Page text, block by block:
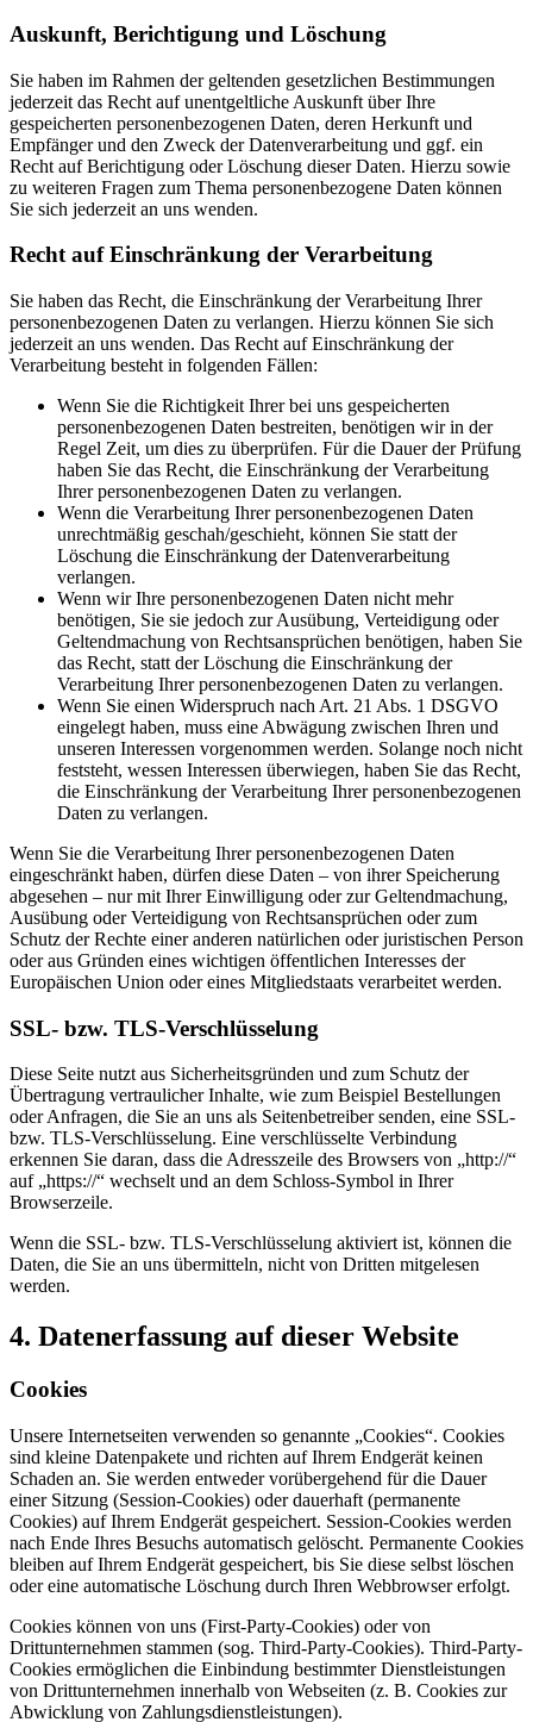
Auskunft, Berichtigung und Löschung
Sie haben im Rahmen der geltenden gesetzlichen Bestimmungen
jederzeit das Recht auf unentgeltliche Auskunft über Ihre
gespeicherten personenbezogenen Daten, deren Herkunft und
Empfänger und den Zweck der Datenverarbeitung und ggf. ein
Recht auf Berichtigung oder Löschung dieser Daten. Hierzu sowie
zu weiteren Fragen zum Thema personenbezogene Daten können
Sie sich jederzeit an uns wenden.
Recht auf Einschränkung der Verarbeitung
Sie haben das Recht, die Einschränkung der Verarbeitung Ihrer
personenbezogenen Daten zu verlangen. Hierzu können Sie sich
jederzeit an uns wenden. Das Recht auf Einschränkung der
Verarbeitung besteht in folgenden Fällen:
Wenn Sie die Richtigkeit Ihrer bei uns gespeicherten
personenbezogenen Daten bestreiten, benötigen wir in der
Regel Zeit, um dies zu überprüfen. Für die Dauer der Prüfung
haben Sie das Recht, die Einschränkung der Verarbeitung
Ihrer personenbezogenen Daten zu verlangen.
Wenn die Verarbeitung Ihrer personenbezogenen Daten
unrechtmäßig geschah/geschieht, können Sie statt der
Löschung die Einschränkung der Datenverarbeitung
verlangen.
Wenn wir Ihre personenbezogenen Daten nicht mehr
benötigen, Sie sie jedoch zur Ausübung, Verteidigung oder
Geltendmachung von Rechtsansprüchen benötigen, haben Sie
das Recht, statt der Löschung die Einschränkung der
Verarbeitung Ihrer personenbezogenen Daten zu verlangen.
Wenn Sie einen Widerspruch nach Art. 21 Abs. 1 DSGVO
eingelegt haben, muss eine Abwägung zwischen Ihren und
unseren Interessen vorgenommen werden. Solange noch nicht
feststeht, wessen Interessen überwiegen, haben Sie das Recht,
die Einschränkung der Verarbeitung Ihrer personenbezogenen
Daten zu verlangen.
Wenn Sie die Verarbeitung Ihrer personenbezogenen Daten
eingeschränkt haben, dürfen diese Daten – von ihrer Speicherung
abgesehen – nur mit Ihrer Einwilligung oder zur Geltendmachung,
Ausübung oder Verteidigung von Rechtsansprüchen oder zum
Schutz der Rechte einer anderen natürlichen oder juristischen Person
oder aus Gründen eines wichtigen öffentlichen Interesses der
Europäischen Union oder eines Mitgliedstaats verarbeitet werden.
SSL- bzw. TLS-Verschlüsselung
Diese Seite nutzt aus Sicherheitsgründen und zum Schutz der
Übertragung vertraulicher Inhalte, wie zum Beispiel Bestellungen
oder Anfragen, die Sie an uns als Seitenbetreiber senden, eine SSL-
bzw. TLS-Verschlüsselung. Eine verschlüsselte Verbindung
erkennen Sie daran, dass die Adresszeile des Browsers von „http://“
auf „https://“ wechselt und an dem Schloss-Symbol in Ihrer
Browserzeile.
Wenn die SSL- bzw. TLS-Verschlüsselung aktiviert ist, können die
Daten, die Sie an uns übermitteln, nicht von Dritten mitgelesen
werden.
4. Datenerfassung auf dieser Website
Cookies
Unsere Internetseiten verwenden so genannte „Cookies“. Cookies
sind kleine Datenpakete und richten auf Ihrem Endgerät keinen
Schaden an. Sie werden entweder vorübergehend für die Dauer
einer Sitzung (Session-Cookies) oder dauerhaft (permanente
Cookies) auf Ihrem Endgerät gespeichert. Session-Cookies werden
nach Ende Ihres Besuchs automatisch gelöscht. Permanente Cookies
bleiben auf Ihrem Endgerät gespeichert, bis Sie diese selbst löschen
oder eine automatische Löschung durch Ihren Webbrowser erfolgt.
Cookies können von uns (First-Party-Cookies) oder von
Drittunternehmen stammen (sog. Third-Party-Cookies). Third-Party-
Cookies ermöglichen die Einbindung bestimmter Dienstleistungen
von Drittunternehmen innerhalb von Webseiten (z. B. Cookies zur
Abwicklung von Zahlungsdienstleistungen).